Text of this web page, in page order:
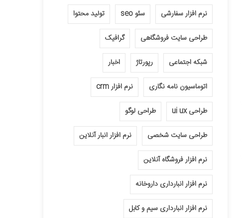
نرم افزار سفارشی سئو seo تولید محتوا
طراحی سایت فروشگاهی گرافیک
شبکه اجتماعی رپورتاژ اخبار
اتوماسیون نامه نگاری نرم افزار crm
طراحی ui ux طراحی لوگو
طراحی سایت شخصی نرم افزار انبار آنلاین
نرم افزار فروشگاه آنلاین
نرم افزار انبارداری داروخانه
نرم افزار انبارداری سیم و کابل